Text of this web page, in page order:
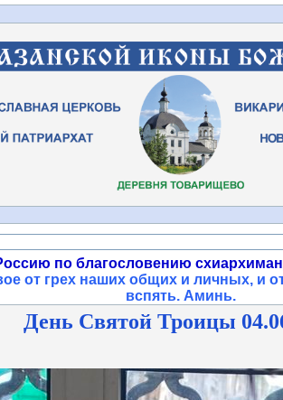
по благословению
от грех наших общих и личных, и
вспять. Аминь.
День Святой Троицы